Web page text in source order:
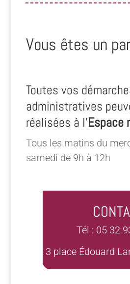
Vous êtes un
Toutes vos
administratives
réalisées à l’Espace
Tous les matins du
samedi de 9h à 12h
Tél : 05 32
3 place Édouard